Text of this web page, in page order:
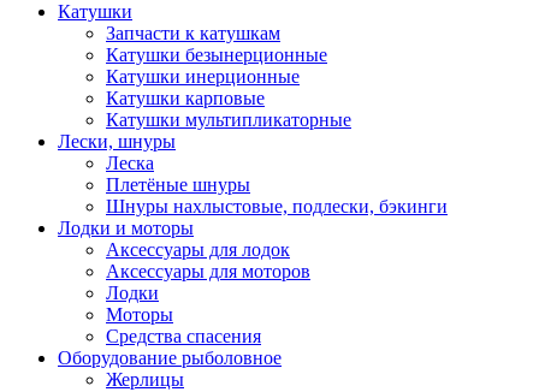
Катушки
Запчасти к катушкам
Катушки безынерционные
Катушки инерционные
Катушки карповые
Катушки мультипликаторные
Лески, шнуры
Леска
Плетёные шнуры
Шнуры нахлыстовые, подлески, бэкинги
Лодки и моторы
Аксессуары для лодок
Аксессуары для моторов
Лодки
Моторы
Средства спасения
Оборудование рыболовное
Жерлицы